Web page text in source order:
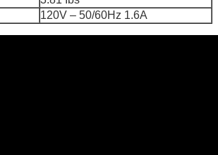
120V – 50/60Hz 1.6A